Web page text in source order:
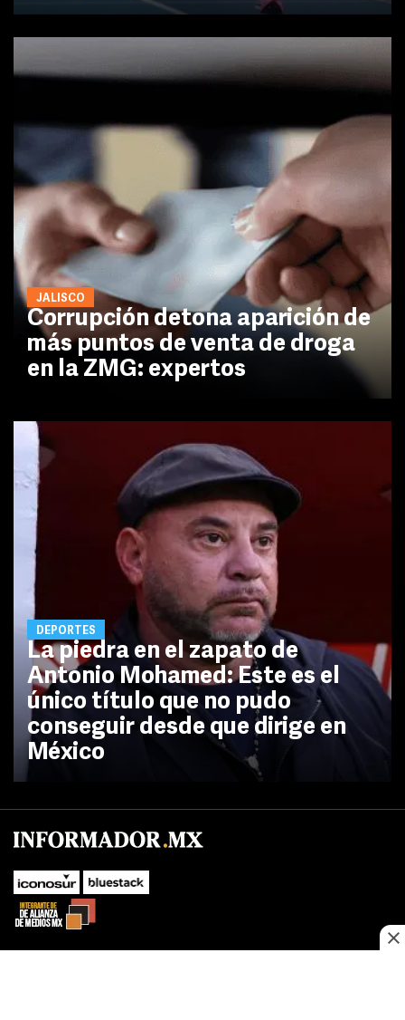
JALISCO
Corrupción detona aparición de
más puntos de venta de droga
en la ZMG: expertos
DEPORTES
La piedra en el zapato de
Antonio Mohamed: Este es el
único título que no pudo
conseguir desde que dirige en
México